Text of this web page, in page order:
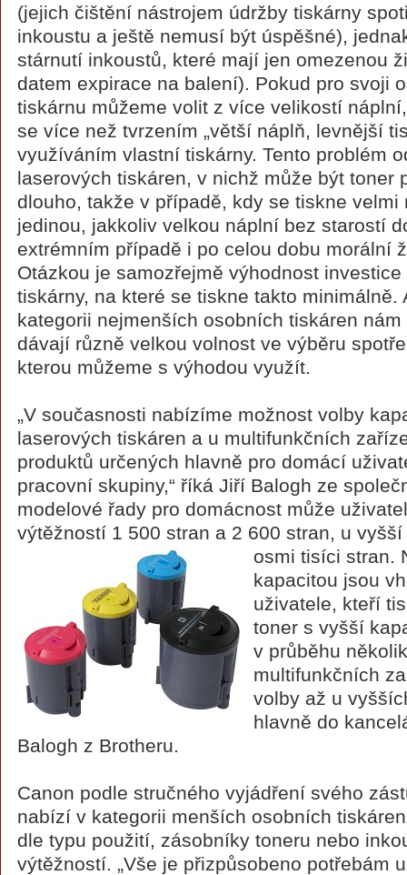
(jejich čištění nástrojem údržby tiskárny
inkoustu a ještě nemusí být úspěšné),
stárnutí inkoustů, které mají jen omezenou
datem expirace na balení). Pokud pro svoji
tiskárnu můžeme volit z více velikostí
se více než tvrzením „větší náplň, levnější
využíváním vlastní tiskárny. Tento problém
laserových tiskáren, v nichž může být toner
dlouho, takže v případě, kdy se tiskne
jedinou, jakkoliv velkou náplní bez starostí
extrémním případě i po celou dobu morální
Otázkou je samozřejmě výhodnost
tiskárny, na které se tiskne takto minimálně.
kategorii nejmenších osobních tiskáren
dávají různě velkou volnost ve výběru
kterou můžeme s výhodou využít.
„V současnosti nabízíme možnost volby
laserových tiskáren a u multifunkčních
produktů určených hlavně pro domácí
pracovní skupiny,“ říká Jiří Balogh ze
modelové řady pro domácnost může
výtěžností 1 500 stran a 2 600 stran, u
osmi tisíci stran.
kapacitou jsou
uživatele, kteří
toner s vyšší
v průběhu
multifunkčních
volby až u
hlavně do
Balogh z Brotheru.
Canon podle stručného vyjádření svého
nabízí v kategorii menších osobních
dle typu použití, zásobníky toneru nebo
výtěžností. „Vše je přizpůsobeno potřebám